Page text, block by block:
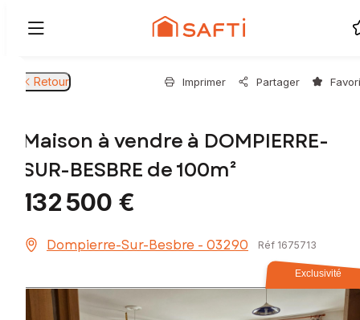
Retour Imprimer Partager
Maison à vendre à DOMPIERRE-
SUR-BESBRE de 100m²
132 500 €
Dompierre-Sur-Besbre - 03290 Réf 1675713
Exclusivité